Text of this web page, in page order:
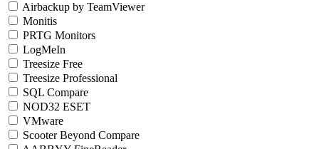
Airbackup by TeamViewer
Monitis
PRTG Monitors
LogMeIn
Treesize Free
Treesize Professional
SQL Compare
NOD32 ESET
VMware
Scooter Beyond Compare